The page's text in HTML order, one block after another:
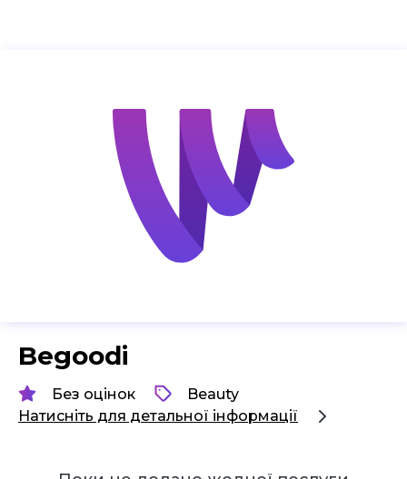
Begoodi
Без оцінок
Beauty
Натисніть для детальної інформації